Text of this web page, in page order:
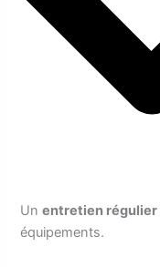
Unentretien régulier
équipements.